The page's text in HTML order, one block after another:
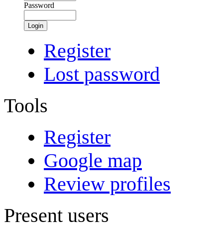
Password
Login
Register
Lost password
Tools
Register
Google map
Review profiles
Present users